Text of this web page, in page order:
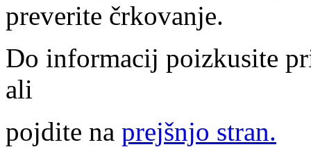
preverite črkovanje.
Do informacij poizkusite
ali
pojdite na prejšnjo stran.